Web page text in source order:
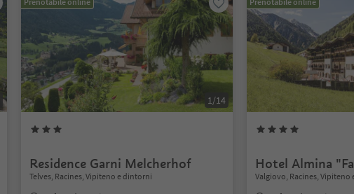
1/14
Residence Garni Melcherhof
Telves, Racines, Vipiteno e dintorni
Hotel Almina
Valgiovo, Racines, Vipiteno